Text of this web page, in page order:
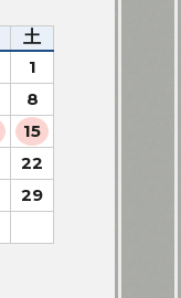
土
1
8
15
22
29